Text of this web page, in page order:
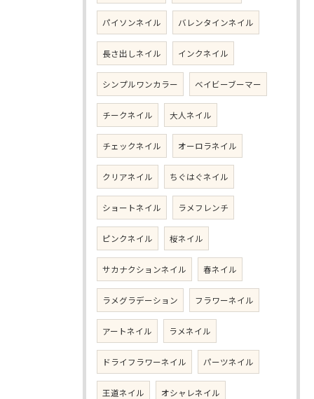
パイソンネイル バレンタインネイル
長さ出しネイル インクネイル
シンプルワンカラー ベイビーブーマー
チークネイル 大人ネイル
チェックネイル オーロラネイル
クリアネイル ちぐはぐネイル
ショートネイル ラメフレンチ
ピンクネイル 桜ネイル
サカナクションネイル 春ネイル
ラメグラデーション フラワーネイル
アートネイル ラメネイル
ドライフラワーネイル パーツネイル
王道ネイル オシャレネイル